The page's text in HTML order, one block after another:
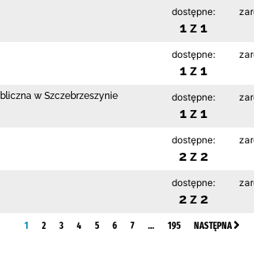
dostępne:
1 z 1
dostępne:
1 z 1
w Szczebrzeszynie dostępne:
1 z 1
dostępne:
2 z 2
dostępne:
2 z 2
1 2 3 4 5 6 7 … 195 NASTĘPNA